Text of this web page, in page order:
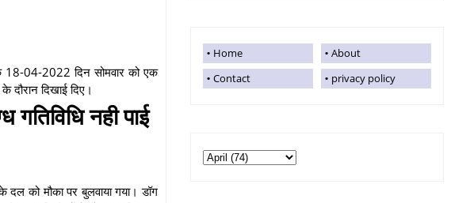
18-04-2022 दिन सोमवार को एक
दिखाई दिए।
नही पाई
दल को मौका पर बुलवाया गया। डॉग
Home
About
Contact
privacy policy